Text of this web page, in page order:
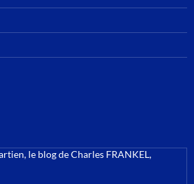
le blog de Charles FRANKEL,